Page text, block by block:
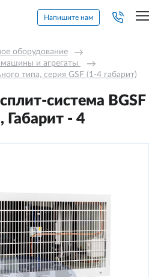
Напишите нам
оборудование →
и агрегаты →
типа, серия GSF (1-4 габарит)
система BGSF
Габарит - 4